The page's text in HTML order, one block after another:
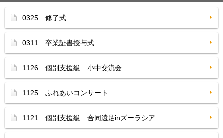
0325 修了式
0311 卒業証書授与式
1126 個別支援級 小中交流会
1125 ふれあいコンサート
1121 個別支援級 合同遠足inズーラシア